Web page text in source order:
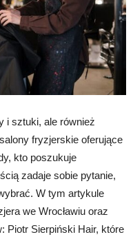
i sztuki, ale również
fryzjerskie oferujące
kto poszukuje
zadaje sobie pytanie,
W tym artykule
we Wrocławiu oraz
Piotr Sierpiński Hair, które